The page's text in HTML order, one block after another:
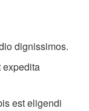
dignissimos.
expedita
est eligendi